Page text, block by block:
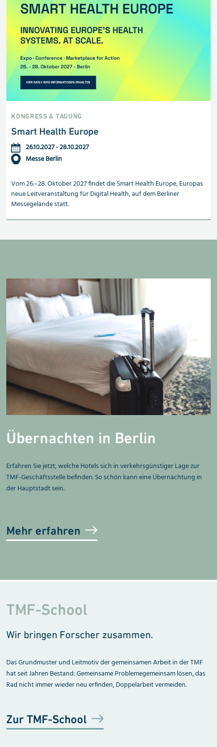
KONGRESS & TAGUNG
Smart Health Europe
26.10.2027-28.10.2027
Messe Berlin
Vom 26.–28. Oktober 2027 findet die Smart Health Europe, Europas
neue Leitveranstaltung für Digital Health, auf dem Berliner
Messegelände statt.
Übernachten in Berlin
Erfahren Sie jetzt, welche Hotels sich in verkehrsgünstiger Lage zur
TMF-Geschäftsstelle befinden. So schön kann eine Übernachtung in
der Hauptstadt sein.
Mehr erfahren
TMF-School
Wir bringen Forscher zusammen.
Das Grundmuster und Leitmotiv der gemeinsamen Arbeit in der TMF
hat seit Jahren Bestand: Gemeinsame Problemegemeinsam lösen, das
Rad nicht immer wieder neu erfinden, Doppelarbeit vermeiden.
Zur TMF-School